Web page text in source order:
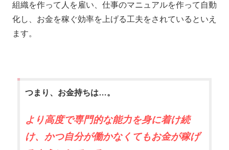
組織を作って人を雇い、仕事のマニュアルを作って自動
化し、お金を稼ぐ効率を上げる工夫をされているといえ
ます。
つまり、お金持ちは…。
より高度で専門的な能力を身に着け続
け、かつ自分が働かなくてもお金が稼げ